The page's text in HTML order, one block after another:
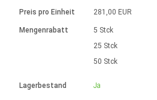
Einheitssystem
Hubmagnete
230 - 50 Hz | 110 - 60 Hz
Drehzahlregelung für die AIS-Serie
Bürstenlose
mit Planetengetriebe und
Ø 28-42| 1-1400 rpm | <= 290Ncm
Bürstenlose DC Motor
Gleichstrommotoren mit
Schneckengetriebe und
Ø43-124mm | 31-425rpm | ≤ 41Nm
Treiber für
Synchron-Asynchron | für 1-4 Elektrozylinder
Synchron-Asynchron | für 1-4 Elektrozylinder
Français (EUR)
Preis pro Einheit
Mengenrabatt
Lagerbestand
281,00 EUR
5 Stck
25 Stck
50 Stck
Ja